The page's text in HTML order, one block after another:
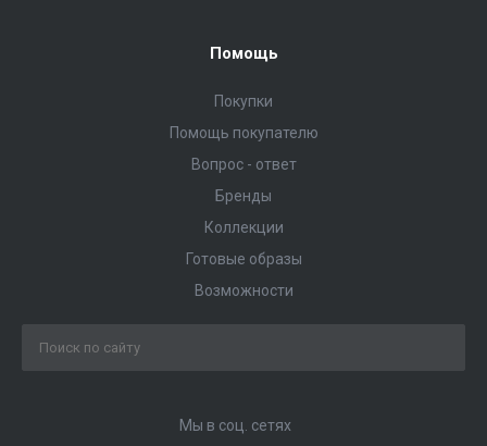
Помощь
Покупки
Помощь покупателю
Вопрос - ответ
Бренды
Коллекции
Готовые образы
Возможности
Мы в соц. сетях